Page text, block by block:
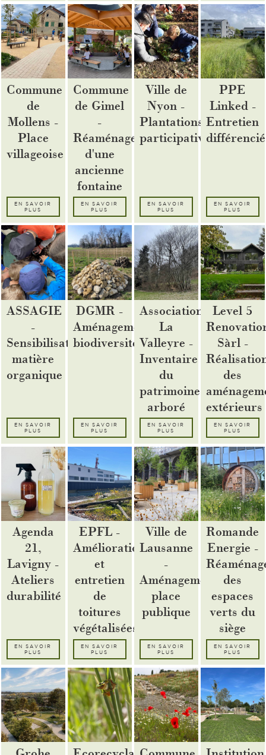
Commune
de
Mollens -
Place
villageoise
EN SAVOIR
PLUS
Commune
de Gimel
-
Réaménagement
d'une
ancienne
fontaine
EN SAVOIR
PLUS
Ville de
Nyon -
Plantations
participatives
EN SAVOIR
PLUS
PPE
Linked -
Entretien
différencié
EN SAVOIR
PLUS
ASSAGIE
-
Sensibilisation
matière
organique
EN SAVOIR
PLUS
DGMR -
Aménagements
biodiversité
EN SAVOIR
PLUS
Association
La
Valleyre -
Inventaire
du
patrimoine
arboré
EN SAVOIR
PLUS
Level 5
Sàrl -
des
extérieurs
EN SAVOIR
PLUS
Agenda
21,
Lavigny -
Ateliers
durabilité
EN SAVOIR
PLUS
EPFL -
Amélioration
et
entretien
de
toitures
végétalisées
EN SAVOIR
PLUS
Ville de
Lausanne
-
Aménagement
place
publique
EN SAVOIR
PLUS
Romande
Energie -
des
espaces
verts du
siège
EN SAVOIR
PLUS